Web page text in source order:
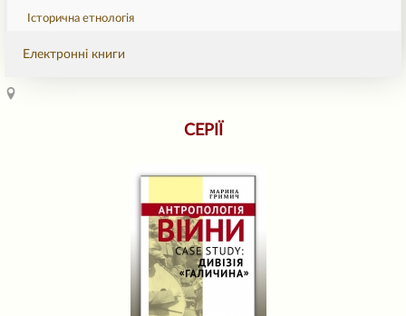
Історична етнологія
Електронні книги
СЕРІЇ